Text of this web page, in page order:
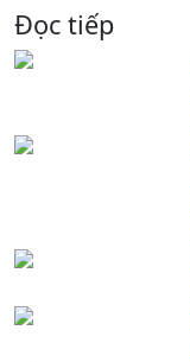
Đọc tiếp